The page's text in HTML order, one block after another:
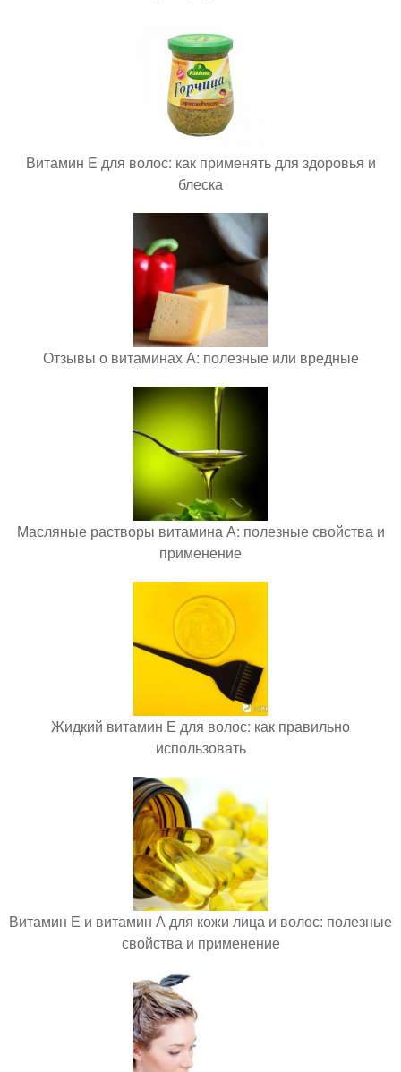
Витамин E для волос: как применять для здоровья и
блеска
Отзывы о витаминах А: полезные или вредные
Масляные растворы витамина А: полезные свойства и
применение
Жидкий витамин Е для волос: как правильно
использовать
Витамин Е и витамин А для кожи лица и волос: полезные
свойства и применение